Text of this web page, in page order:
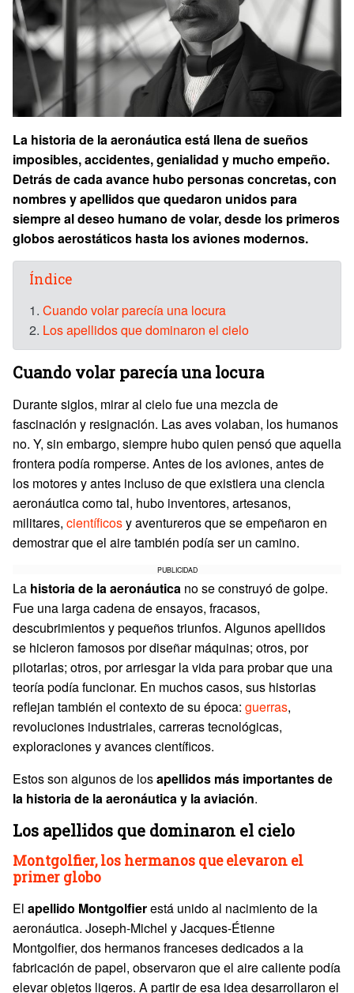
La historia de la aeronáutica está llena de sueños
imposibles, accidentes, genialidad y mucho empeño.
Detrás de cada avance hubo personas concretas, con
nombres y apellidos que quedaron unidos para
siempre al deseo humano de volar, desde los primeros
globos aerostáticos hasta los aviones modernos.
Índice
1. Cuando volar parecía una locura
2. Los apellidos que dominaron el cielo
Cuando volar parecía una locura
Durante siglos, mirar al cielo fue una mezcla de
fascinación y resignación. Las aves volaban, los humanos
no. Y, sin embargo, siempre hubo quien pensó que aquella
frontera podía romperse. Antes de los aviones, antes de
los motores y antes incluso de que existiera una ciencia
aeronáutica como tal, hubo inventores, artesanos,
militares, científicosy aventureros que se empeñaron en
demostrar que el aire también podía ser un camino.
PUBLICIDAD
La historia de la aeronáutica no se construyó de golpe.
Fue una larga cadena de ensayos, fracasos,
descubrimientos y pequeños triunfos. Algunos apellidos
se hicieron famosos por diseñar máquinas; otros, por
pilotarlas; otros, por arriesgar la vida para probar que una
teoría podía funcionar. En muchos casos, sus historias
reflejan también el contexto de su época: guerras,
revoluciones industriales, carreras tecnológicas,
exploraciones y avances científicos.
Estos son algunos de losapellidos más importantes de
la historia de la aeronáutica y la aviación.
Los apellidos que dominaron el cielo
Montgolfier, los hermanos que elevaron el
primer globo
El apellido Montgolfierestá unido al nacimiento de la
aeronáutica. Joseph-Michel y Jacques-Étienne
Montgolfier, dos hermanos franceses dedicados a la
fabricación de papel, observaron que el aire caliente podía
elevar objetos ligeros. A partir de esa idea desarrollaron el